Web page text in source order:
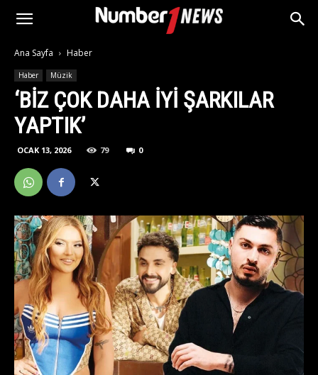
Ana Sayfa Haber
Haber Müzik
‘BIZ ÇOK DAHA IYI ŞARKILAR
YAPTIK’
OCAK 13, 2026 79 0